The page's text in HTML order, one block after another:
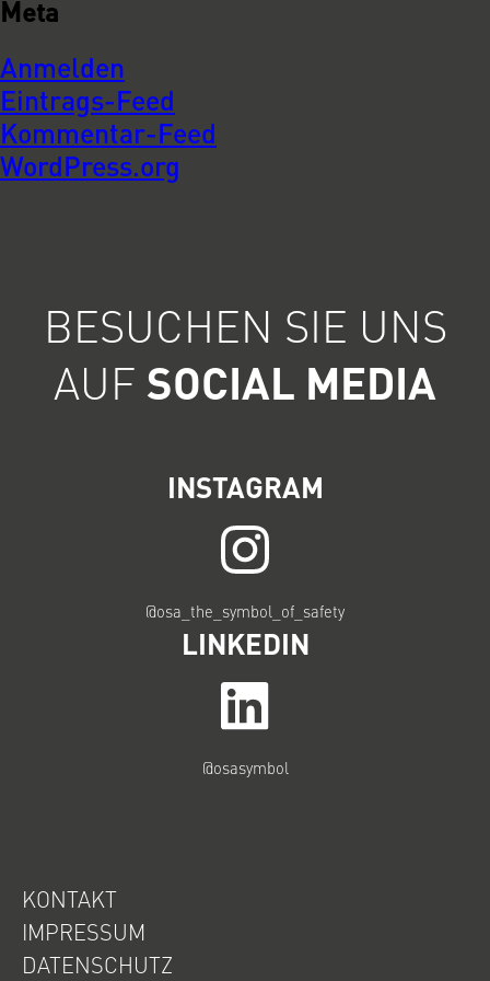
Meta
Anmelden
Eintrags-Feed
Kommentar-Feed
WordPress.org
BESUCHEN SIE UNS
AUF SOCIAL MEDIA
INSTAGRAM
@osa_the_symbol_of_safety
LINKEDIN
@osasymbol
KONTAKT
IMPRESSUM
DATENSCHUTZ